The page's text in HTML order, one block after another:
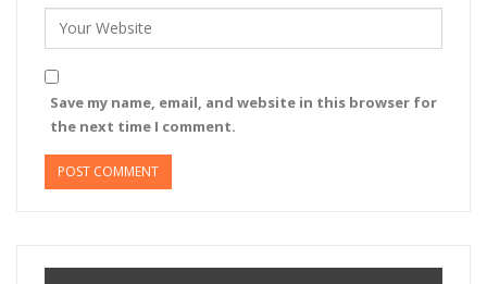
Save my name, email, and website in this browser for
the next time I comment.